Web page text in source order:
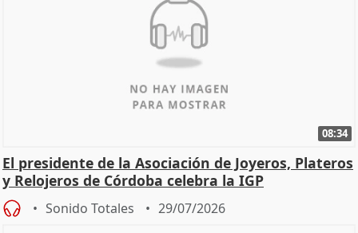
08:34
El presidente de la Asociación de Joyeros, Plateros
y Relojeros de Córdoba celebra la IGP
Sonido Totales 29/07/2026